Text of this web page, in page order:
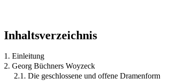
Inhaltsverzeichnis
1. Einleitung
2. Georg Büchners Woyzeck
2.1. Die geschlossene und offene Dramenform